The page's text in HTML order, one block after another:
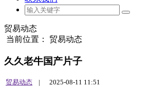
贸易动态
当前位置： 贸易动态
久久老牛国产片子
贸易动态 | 2025-08-11 11:51